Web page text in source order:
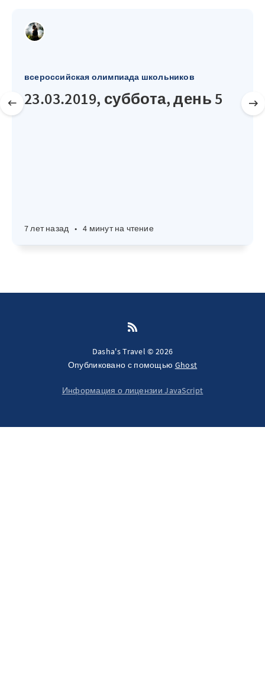
всероссийская олимпиада школьников
23.03.2019, суббота, день 5
7 лет назад • 4 минут на чтение
Dasha's Travel © 2026
Опубликовано с помощью Ghost
Информация о лицензии JavaScript